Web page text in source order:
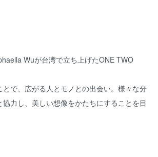
Wuが台湾で立ち上げたONE TWO
で、広がる人とモノとの出会い。様々な分
力し、美しい想像をかたちにすることを目